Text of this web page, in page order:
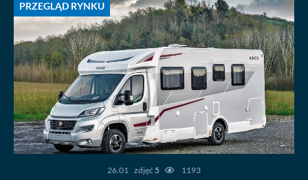
PRZEGLĄD RYNKU
26.01 zdjęć 5 1193